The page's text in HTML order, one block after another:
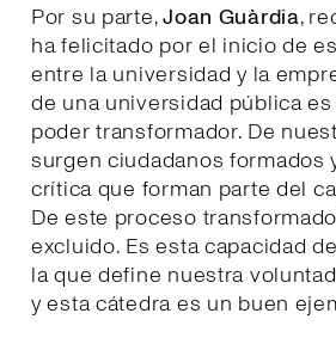
Por su parte,Joan Guàrdia,
ha felicitado por el inicio de
entre la universidad y la
de una universidad pública
poder transformador. De
surgen ciudadanos formados
crítica que forman parte del
De este proceso
excluido. Es esta capacidad
la que define nuestra
y esta cátedra es un buen